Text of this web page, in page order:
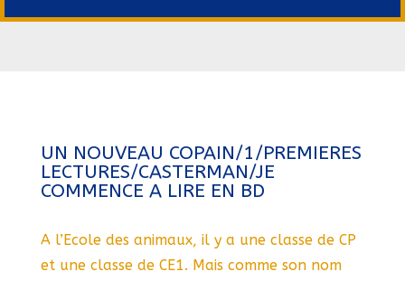
UN NOUVEAU COPAIN/1/PREMIERES
LECTURES/CASTERMAN/JE
COMMENCE A LIRE EN BD
A l’Ecole des animaux, il y a une classe de CP
et une classe de CE1. Mais comme son nom